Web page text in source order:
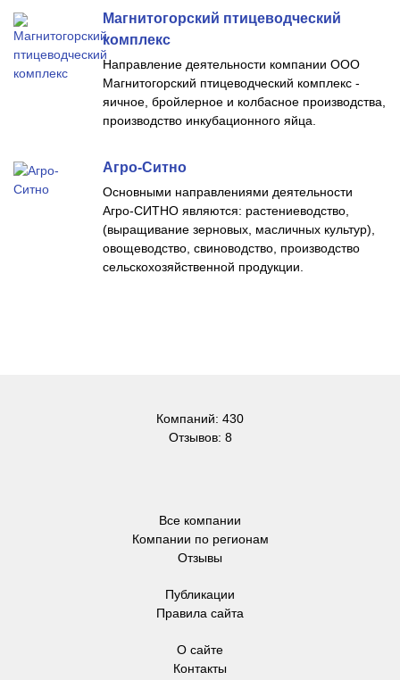
Магнитогорский птицеводческий
комплекс
Направление деятельности компании ООО
Магнитогорский птицеводческий комплекс -
яичное, бройлерное и колбасное производства,
производство инкубационного яйца.
Агро-Ситно
Основными направлениями деятельности
Агро-СИТНО являются: растениеводство,
(выращивание зерновых, масличных культур),
овощеводство, свиноводство, производство
сельскохозяйственной продукции.
Компаний: 430
Отзывов: 8
Все компании
Компании по регионам
Отзывы
Публикации
Правила сайта
О сайте
Контакты